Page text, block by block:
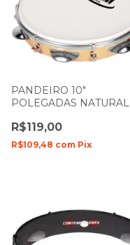
PANDEIRO 10"
POLEGADAS NATURAL
TP309NT TORELLI
R$119,00
R$109,48 com Pix